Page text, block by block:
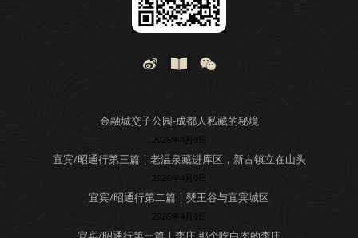
金融城交子公园-成都人私藏的秘境
2026年4月9日
宜宾/昭通行第三篇 | 老温泉藏进库区，新古镇立在山头
2026年4月9日
宜宾/昭通行第二篇 | 僰王谷与宜宾城区
2026年4月9日